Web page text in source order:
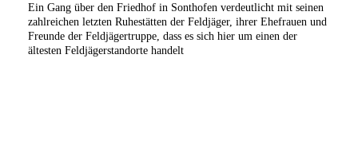
Ein Gang über den Friedhof in Sonthofen verdeutlicht mit seinen
zahlreichen letzten Ruhestätten der Feldjäger, ihrer Ehefrauen und
Freunde der Feldjägertruppe, dass es sich hier um einen der
ältesten Feldjägerstandorte handelt